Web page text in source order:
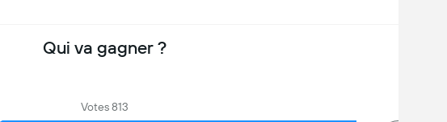
Qui va gagner ?
Votes 813